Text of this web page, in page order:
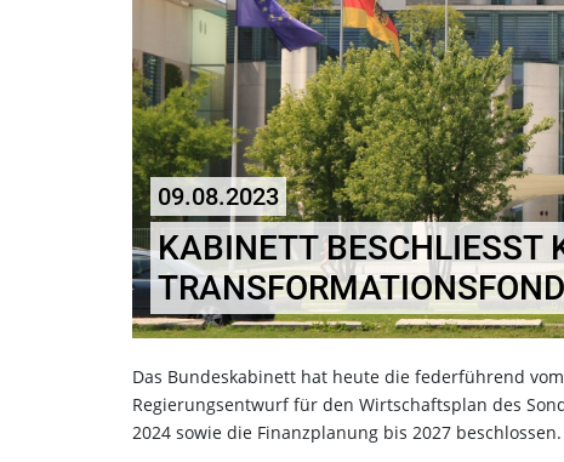
09.08.2023
KABINETT BESCHLIESST
RANSFORMATIONSFOND
Das Bundeskabinett hat heute die federführend
Regierungsentwurf für den Wirtschaftsplan des
2024 sowie die Finanzplanung bis 2027 beschlossen.